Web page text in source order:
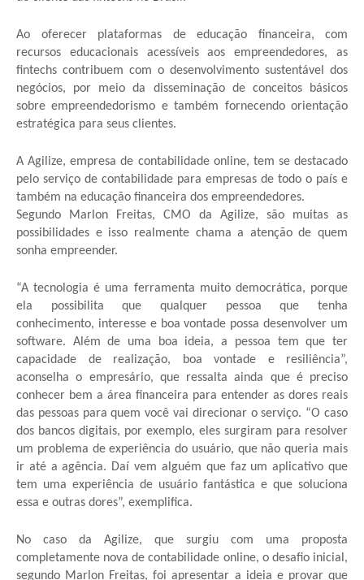
Ao oferecer plataformas de educação financeira, com
recursos educacionais acessíveis aos empreendedores, as
fintechs contribuem com o desenvolvimento sustentável dos
negócios, por meio da disseminação de conceitos básicos
sobre empreendedorismo e também fornecendo orientação
estratégica para seus clientes.
A Agilize, empresa de contabilidade online, tem se destacado
pelo serviço de contabilidade para empresas de todo o país e
também na educação financeira dos empreendedores.
Segundo Marlon Freitas, CMO da Agilize, são muitas as
possibilidades e isso realmente chama a atenção de quem
sonha empreender.
“A tecnologia é uma ferramenta muito democrática, porque
ela possibilita que qualquer pessoa que tenha
conhecimento, interesse e boa vontade possa desenvolver um
software. Além de uma boa ideia, a pessoa tem que ter
capacidade de realização, boa vontade e resiliência”,
aconselha o empresário, que ressalta ainda que é preciso
conhecer bem a área financeira para entender as dores reais
das pessoas para quem você vai direcionar o serviço. “O caso
dos bancos digitais, por exemplo, eles surgiram para resolver
um problema de experiência do usuário, que não queria mais
ir até a agência. Daí vem alguém que faz um aplicativo que
tem uma experiência de usuário fantástica e que soluciona
essa e outras dores”, exemplifica.
No caso da Agilize, que surgiu com uma proposta
completamente nova de contabilidade online, o desafio inicial,
segundo Marlon Freitas, foi apresentar a ideia e provar que